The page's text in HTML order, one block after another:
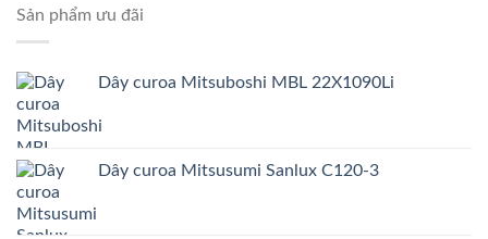
Sản phẩm ưu đãi
Dây curoa Mitsuboshi MBL 22X1090Li
Dây curoa Mitsusumi Sanlux C120-3